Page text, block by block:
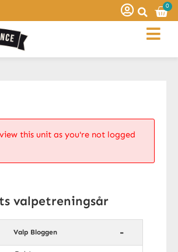
0
this unit as you're not logged
valpetreningsår
Valp Bloggen -